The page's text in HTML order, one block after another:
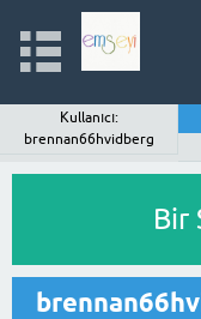
Kullanıcı:
brennan66hvidberg
Bir